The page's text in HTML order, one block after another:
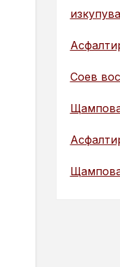
Соев